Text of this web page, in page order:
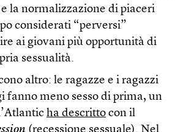
la normalizzazione di piaceri
considerati “perversi”
ai giovani più opportunità di
sessualità.
altro: le ragazze e i ragazzi
fanno meno sesso di prima, un
ha descritto con il